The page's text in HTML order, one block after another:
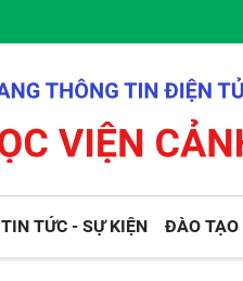
TIN TỨC - SỰ KIỆN ĐÀO TẠO